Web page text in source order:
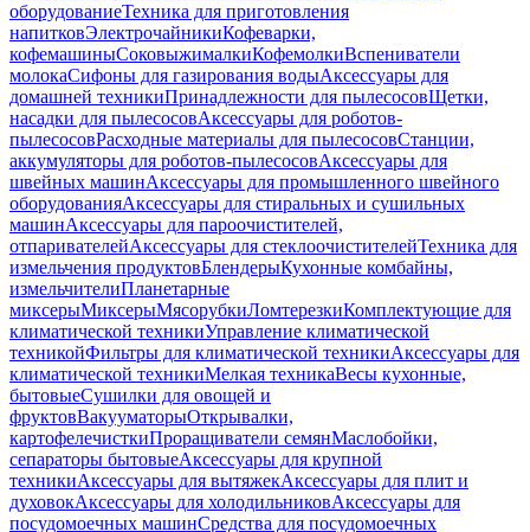
оборудованиеТехника для приготовления
напитковЭлектрочайникиКофеварки,
кофемашиныСоковыжималкиКофемолкиВспениватели
молокаСифоны для газирования водыАксессуары для
домашней техникиПринадлежности для пылесосовЩетки,
насадки для пылесосовАксессуары для роботов-
пылесосовРасходные материалы для пылесосовСтанции,
аккумуляторы для роботов-пылесосовАксессуары для
швейных машинАксессуары для промышленного швейного
оборудованияАксессуары для стиральных и сушильных
машинАксессуары для пароочистителей,
отпаривателейАксессуары для стеклоочистителейТехника для
измельчения продуктовБлендерыКухонные комбайны,
измельчителиПланетарные
миксерыМиксерыМясорубкиЛомтерезкиКомплектующие для
климатической техникиУправление климатической
техникойФильтры для климатической техникиАксессуары для
климатической техникиМелкая техникаВесы кухонные,
бытовыеСушилки для овощей и
фруктовВакууматорыОткрывалки,
картофелечисткиПроращиватели семянМаслобойки,
сепараторы бытовыеАксессуары для крупной
техникиАксессуары для вытяжекАксессуары для плит и
духовокАксессуары для холодильниковАксессуары для
посудомоечных машинСредства для посудомоечных